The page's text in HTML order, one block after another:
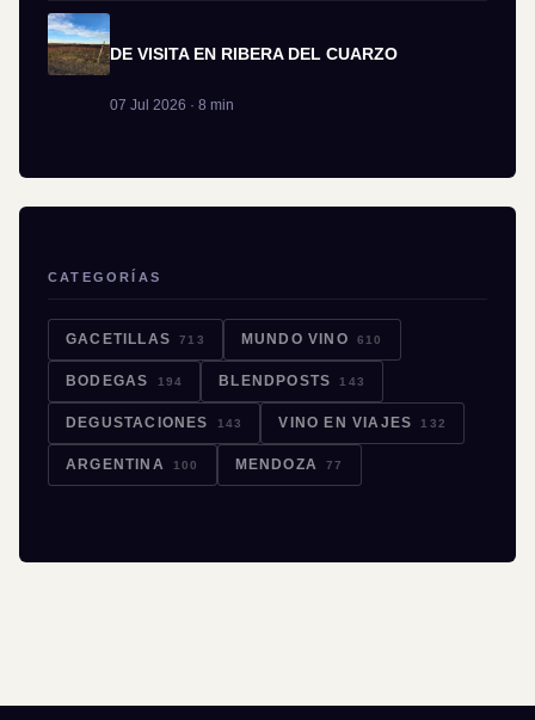
DE VISITA EN RIBERA DEL CUARZO
07 Jul 2026 · 8 min
CATEGORÍAS
GACETILLAS 713 MUNDO VINO 610
BODEGAS 194 BLENDPOSTS 143
DEGUSTACIONES 143 VINO EN VIAJES 132
ARGENTINA 100 MENDOZA 77